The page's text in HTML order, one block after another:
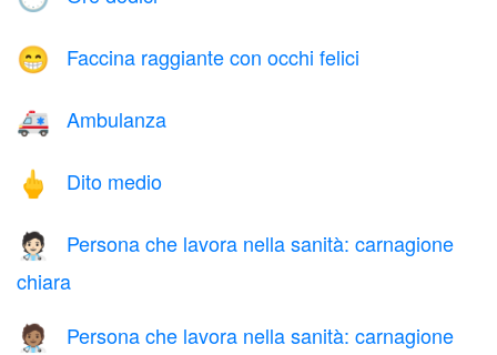
😁 Faccina raggiante con occhi felici
🚑 Ambulanza
🖕 Dito medio
🧑🏻‍⚕️
Persona che lavora nella sanità: carnagione
chiara
🧑🏽‍⚕️
Persona che lavora nella sanità: carnagione